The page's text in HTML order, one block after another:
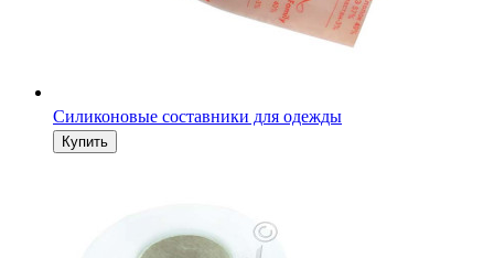
Силиконовые составники для одежды